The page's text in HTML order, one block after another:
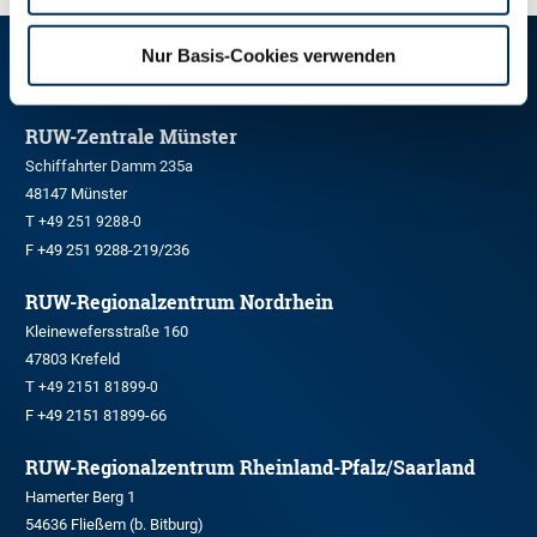
Nur Basis-Cookies verwenden
RINDER-UNION WEST eG
RUW-Zentrale Münster
Schiffahrter Damm 235a
48147 Münster
T +49 251 9288-0
F +49 251 9288-219/236
RUW-Regionalzentrum Nordrhein
Kleinewefersstraße 160
47803 Krefeld
T +49 2151 81899-0
F +49 2151 81899-66
RUW-Regionalzentrum Rheinland-Pfalz/Saarland
Hamerter Berg 1
54636 Fließem (b. Bitburg)